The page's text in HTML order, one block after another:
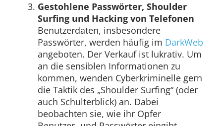
Gestohlene Passwörter, Shoulder
Surfing und Hacking von Telefonen
Benutzerdaten, insbesondere
Passwörter, werden häufig im DarkWeb
angeboten. Der Verkauf ist lukrativ. Um
an die sensiblen Informationen zu
kommen, wenden Cyberkriminelle gern
die Taktik des „Shoulder Surfing“ (oder
auch Schulterblick) an. Dabei
beobachten sie, wie ihr Opfer